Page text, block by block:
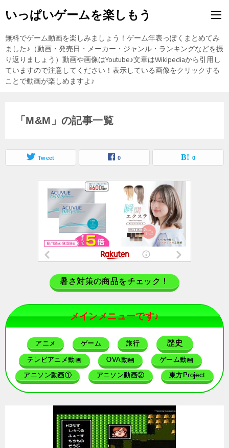
いっぱいゲームを楽しもう
無料でゲーム動画を楽しみましょう！ゲーム年表っぽくまとめてみ
ました♪（動画・発売日・メーカー・ジャンル・ランキングなどを振
り返りましょう）動画や画像はYoutube♪文章はWikipediaから引用し
ていますので注意してください！表示している画像をクリックする
ことで動画が楽しめますよ♪
「M&M」の記事一覧
Tweet 0 0
暑さ対策の商品をチェック！
メインメニューです♪
アニメ ゲーム 旅行 歴史
テレビアニメ動画 OVA動画 ゲーム動画
アニソン動画① アニソン動画② 東方Project